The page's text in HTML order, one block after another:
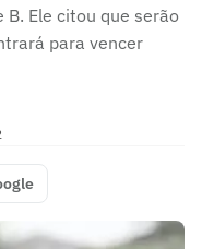
Ele citou que serão
para vencer